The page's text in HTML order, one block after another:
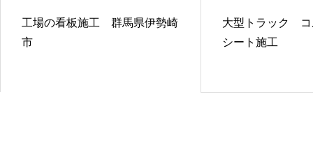
工場の看板施工 群馬県伊勢崎
市
大型トラック コ
シート施工